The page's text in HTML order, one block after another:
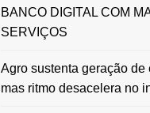
BANCO DIGITAL COM
SERVIÇOS
Agro sustenta geração de
mas ritmo desacelera no